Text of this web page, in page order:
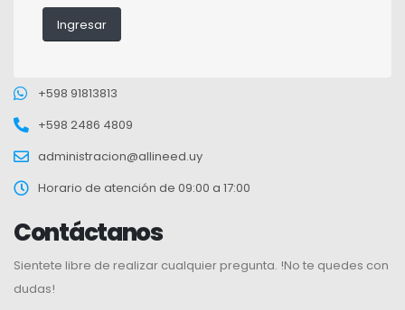
Ingresar
+598 91813813
+598 2486 4809
administracion@allineed.uy
Horario de atención de 09:00 a 17:00
Contáctanos
Sientete libre de realizar cualquier pregunta. !No te quedes con
dudas!